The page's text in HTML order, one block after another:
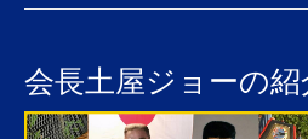
会長土屋ジョーの紹